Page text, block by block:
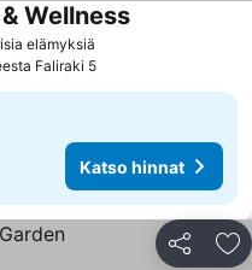
elämyksiä
WellnessKatso hinnat
Faliraki 5
Katso hinnat
Jaa